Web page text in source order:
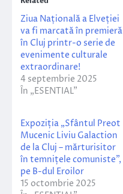
Ziua Națională a Elveției
va fi marcată în premieră
în Cluj printr-o serie de
evenimente culturale
extraordinare!
4 septembrie 2025
În „ESENTIAL”
Expoziția „Sfântul Preot
Mucenic Liviu Galaction
de la Cluj – mărturisitor
în temnițele comuniste”,
pe B-dul Eroilor
15 octombrie 2025